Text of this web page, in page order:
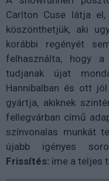
Carlton Cuse látja
köszönthetjük, aki
korábbi regényét
felhasználta, hogy
tudjanak újat
Hannibalban és ott
gyártja, akiknek
fellegvárban című
színvonalas munkát
újabb igényes
Frissítés: íme a teljes